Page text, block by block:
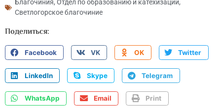
Благочиния, Отдел по образованию и катехизации,
Светлогорское благочиние
Поделиться:
Facebook VK OK Twitter
LinkedIn Skype Telegram
WhatsApp Email Print